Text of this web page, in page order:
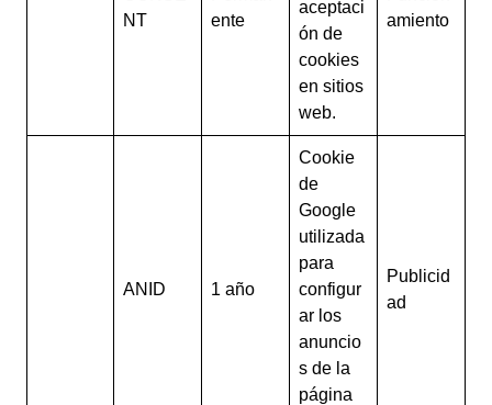
NT
ente
aceptaci
ón de
cookies
en sitios
web.
amiento
ANID 1 año
Cookie
de
Google
utilizada
para
configur
ar los
anuncio
s de la
página
Publicid
ad